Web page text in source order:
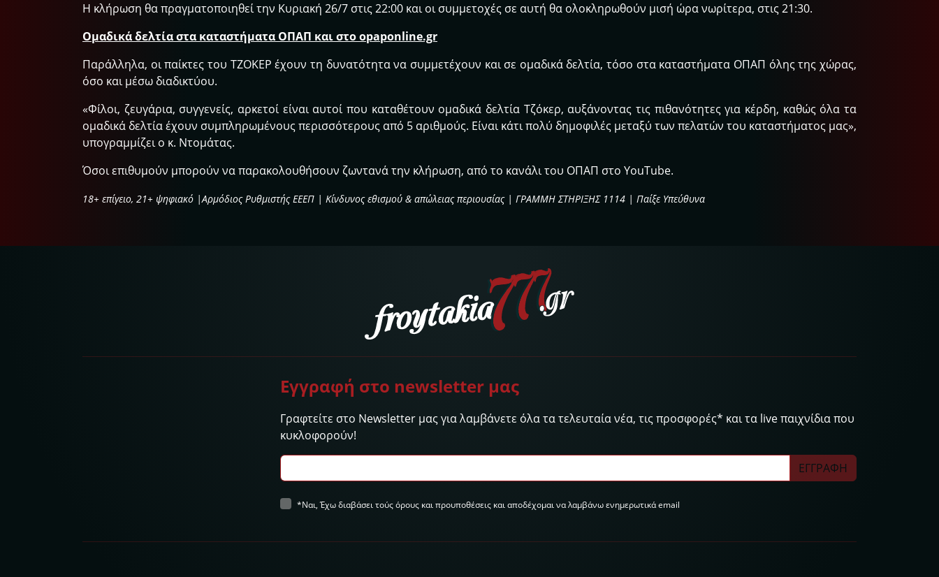
Η κλήρωση θα πραγματοποιηθεί την Κυριακή 26/7 στις 22:00 και οι συμμετοχές σε αυτή θα ολοκληρωθούν μισή ώρα νωρίτερα, στις 21:30.
Ομαδικά δελτία στα καταστήματα ΟΠΑΠ και στο opaponline.gr
Παράλληλα, οι παίκτες του ΤΖΟΚΕΡ έχουν τη δυνατότητα να συμμετέχουν και σε ομαδικά δελτία, τόσο στα καταστήματα ΟΠΑΠ όλης της χώρας,
όσο και μέσω διαδικτύου.
«Φίλοι, ζευγάρια, συγγενείς, αρκετοί είναι αυτοί που καταθέτουν ομαδικά δελτία Τζόκερ, αυξάνοντας τις πιθανότητες για κέρδη, καθώς όλα τα
ομαδικά δελτία έχουν συμπληρωμένους περισσότερους από 5 αριθμούς. Είναι κάτι πολύ δημοφιλές μεταξύ των πελατών του καταστήματος μας»,
υπογραμμίζει ο κ. Ντομάτας.
Όσοι επιθυμούν μπορούν να παρακολουθήσουν ζωντανά την κλήρωση, από το κανάλι του ΟΠΑΠ στο YouTube.
18+ επίγειο, 21+ ψηφιακό |Αρμόδιος Ρυθμιστής ΕΕΕΠ | Κίνδυνος εθισμού & απώλειας περιουσίας | ΓΡΑΜΜΗ ΣΤΗΡΙΞΗΣ 1114 | Παίξε Υπεύθυνα
Εγγραφή στο newsletter μας
Γραφτείτε στο Newsletter μας για λαμβάνετε όλα τα τελευταία νέα, τις προσφορές* και τα live παιχνίδια που
κυκλοφορούν!
ΕΓΓΡΑΦΗ
*Ναι, Έχω διαβάσει τούς όρους και προυποθέσεις και αποδέχομαι να λαμβάνω ενημερωτικά email